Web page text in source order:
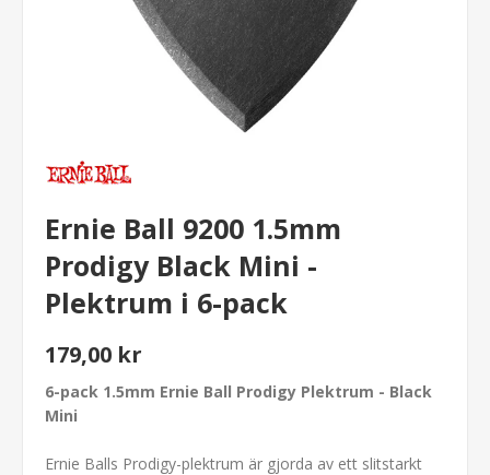
Ernie Ball 9200 1.5mm
Prodigy Black Mini -
Plektrum i 6-pack
179,00 kr
6-pack 1.5mm Ernie Ball Prodigy Plektrum - Black
Mini
Ernie Balls Prodigy-plektrum är gjorda av ett slitstarkt